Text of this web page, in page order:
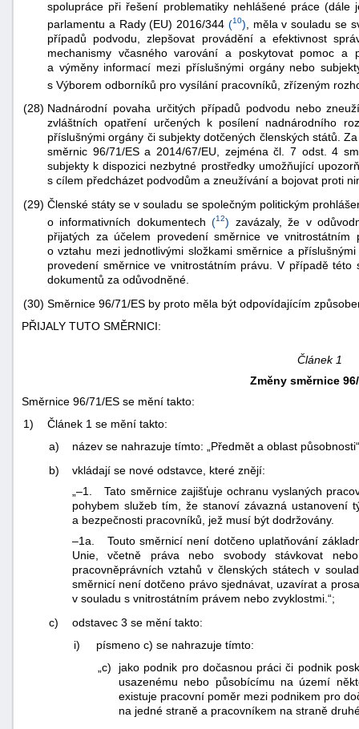
spolupráce při řešení problematiky nehlášené práce (dále
parlamentu a Rady (EU) 2016/344 (10) , měla v souladu se
případů podvodu, zlepšovat provádění a efektivnost
mechanismy včasného varování a poskytovat pomoc a
a výměny informací mezi příslušnými orgány nebo
s Výborem odborníků pro vysílání pracovníků, zřízeným
(28) Nadnárodní povaha určitých případů podvodu nebo
zvláštních opatření určených k posílení nadnárodního
příslušnými orgány či subjekty dotčených členských států.
směrnic 96/71/ES a 2014/67/EU, zejména čl. 7 odst. 4
subjekty k dispozici nezbytné prostředky umožňující
s cílem předcházet podvodům a zneužívání a bojovat proti
(29) Členské státy se v souladu se společným politickým
o informativních dokumentech(12) zavázaly, že v
přijatých za účelem provedení směrnice ve
o vztahu mezi jednotlivými složkami směrnice a
provedení směrnice ve vnitrostátním právu. V případě
dokumentů za odůvodněné.
(30) Směrnice 96/71/ES by proto měla být odpovídajícím
PŘIJALY TUTO SMĚRNICI:
Článek 1
Změny směrnice
Směrnice 96/71/ES se mění takto:
1)
Článek 1 se mění takto:
a)
název se nahrazuje tímto: „Předmět a oblast
b)
vkládají se nové odstavce, které znějí:
„–1. Tato směrnice zajišťuje ochranu vyslaných
pohybem služeb tím, že stanoví závazná ustanovení
a bezpečnosti pracovníků, jež musí být dodržovány.
–1a. Touto směrnicí není dotčeno uplatňování
Unie, včetně práva nebo svobody stávkovat
pracovněprávních vztahů v členských státech v
směrnicí není dotčeno právo sjednávat, uzavírat a
v souladu s vnitrostátním právem nebo zvyklostmi.“;
c)
odstavec 3 se mění takto:
i)
písmeno c) se nahrazuje tímto:
„c)
jako podnik pro dočasnou práci či podnik
usazenému nebo působícímu na území
existuje pracovní poměr mezi podnikem pro
na jedné straně a pracovníkem na straně